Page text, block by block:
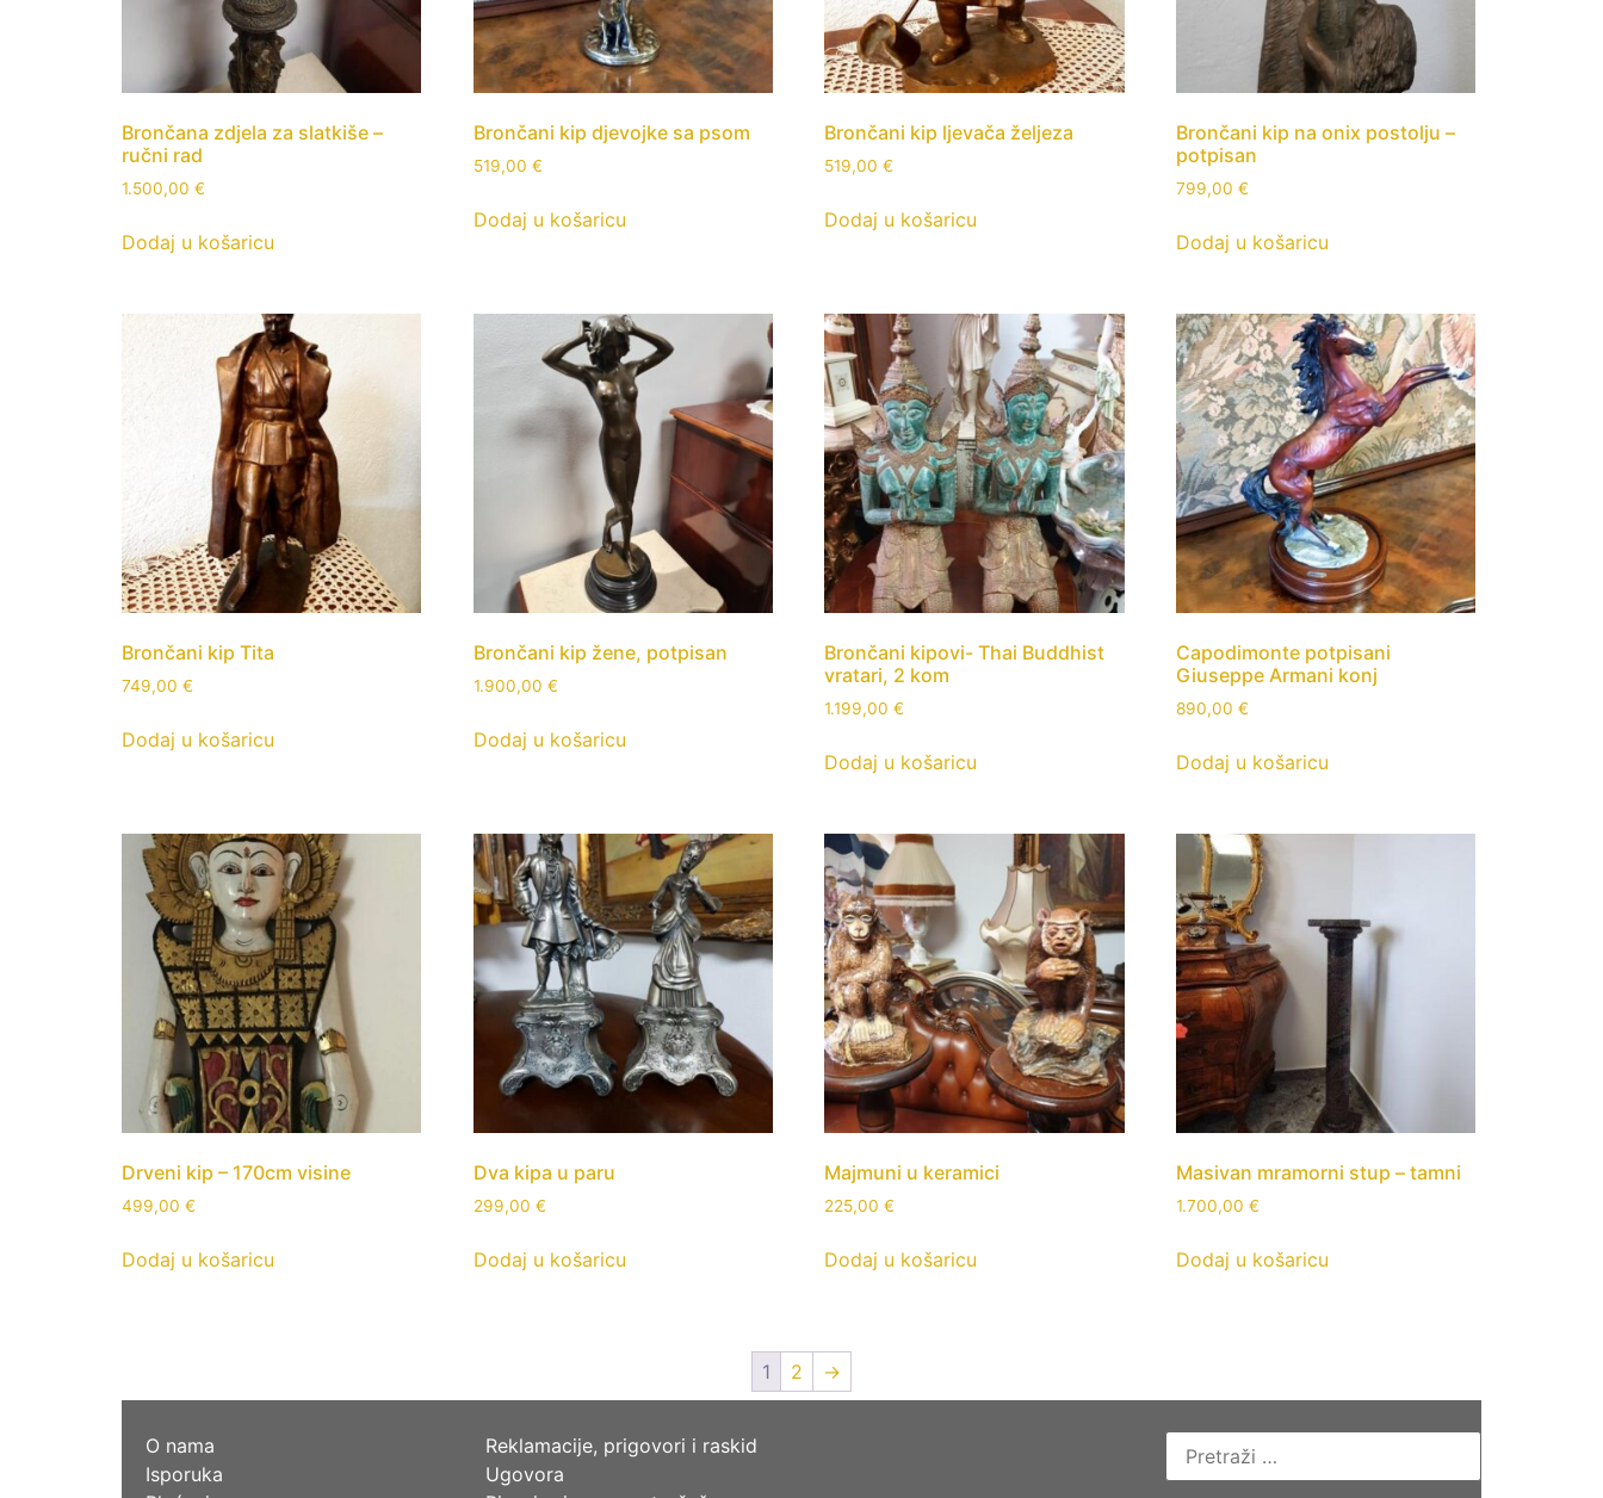
Brončana zdjela za slatkiše –
ručni rad
1.500,00 €
Dodaj u košaricu
Brončani kip djevojke sa psom
519,00 €
Dodaj u košaricu
Brončani kip ljevača željeza
519,00€
Dodaj u košaricu
Brončani kip na onix postolju –
potpisan
799,00€
Dodaj u košaricu
Brončani kip Tita
749,00 €
Dodaj u košaricu
Brončani kip žene, potpisan
1.900,00 €
Dodaj u košaricu
Brončani kipovi- Thai Buddhist
vratari, 2 kom
1.199,00€
Dodaj u košaricu
Capodimonte potpisani
Giuseppe Armani konj
890,00€
Dodaj u košaricu
Drveni kip – 170cm visine
499,00 €
Dodaj u košaricu
Dva kipa u paru
299,00 €
Dodaj u košaricu
Majmuni u keramici
225,00€
Dodaj u košaricu
Masivan mramorni stup – tamni
1.700,00€
Dodaj u košaricu
1 2 →
O nama
Isporuka
Reklamacije, prigovori i raskid
Ugovora
Pretraži: